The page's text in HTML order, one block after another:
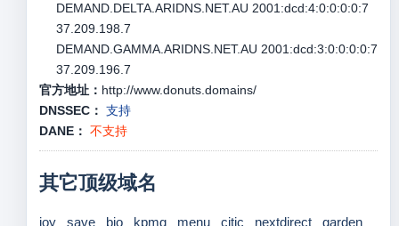
DEMAND.DELTA.ARIDNS.NET.AU 2001:dcd:4:0:0:0:0:7
37.209.198.7
DEMAND.GAMMA.ARIDNS.NET.AU 2001:dcd:3:0:0:0:0:7
37.209.196.7
官方地址： http://www.donuts.domains/
DNSSEC： 支持
DANE： 不支持
其它顶级域名
joy save bio kpmg menu citic nextdirect
garden